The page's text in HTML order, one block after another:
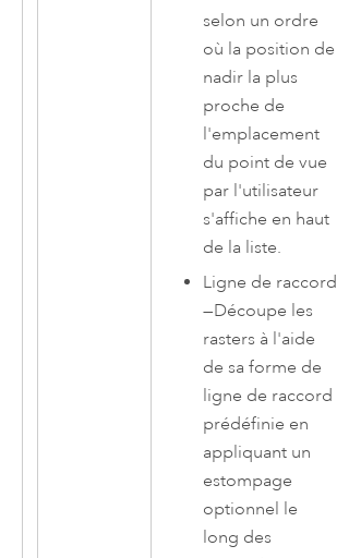
selon un ordre
où la position de
nadir la plus
proche de
l'emplacement
du point de vue
par l'utilisateur
s'affiche en haut
de la liste.
Ligne de raccord
—Découpe les
rasters à l'aide
de sa forme de
ligne de raccord
prédéfinie en
appliquant un
estompage
optionnel le
long des